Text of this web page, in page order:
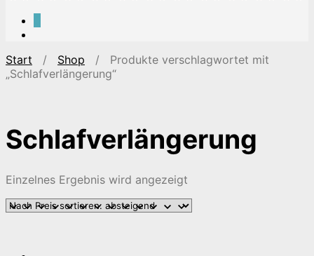
Start / Shop / Produkte verschlagwortet mit
„Schlafverlängerung“
Schlafverlängerung
Einzelnes Ergebnis wird angezeigt